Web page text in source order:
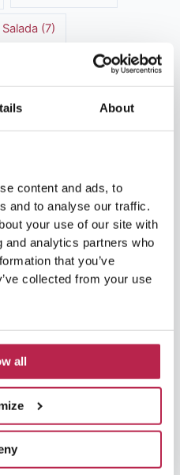
About
content and ads, to
and to analyse our traffic.
your use of our site with
and analytics partners who
that you’ve
collected from your use
all
(7)
Dalt Vila(13)
hedendaagse kunst(6)
Ibiza(24)
(15)
Ibiza stranden(7)
ibiza villas(15)
vakantie